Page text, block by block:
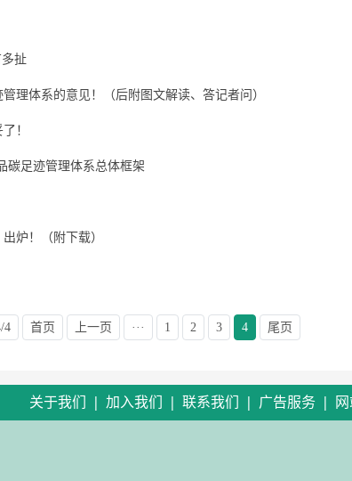
扯
理体系的意见！（后附图文解读、答记者问）
！
碳足迹管理体系总体框架
炉！（附下载）
4 首页 上一页 ··· 1 2 3 4 尾页
关于我们 加入我们 联系我们 广告服务